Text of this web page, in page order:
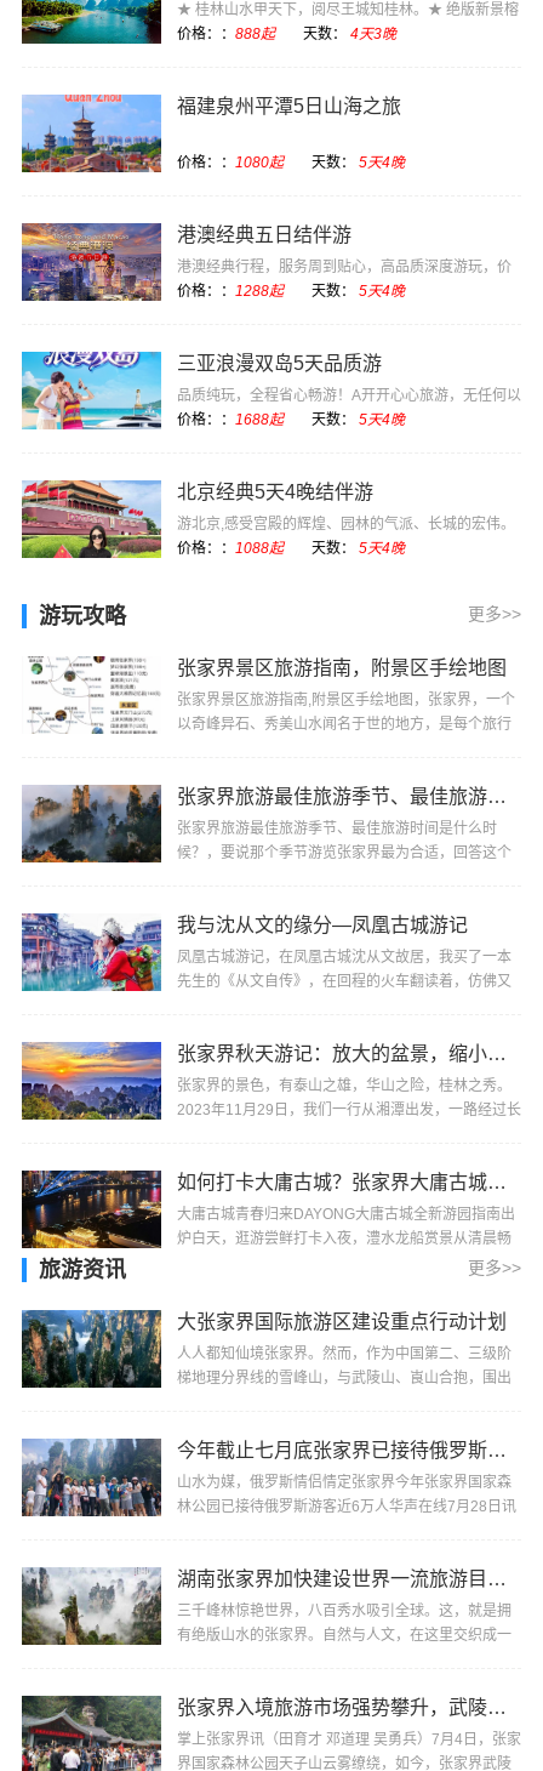
★ 桂林山水甲天下，阅尽王城知桂林。★ 绝版新景榕
杉湖，演绎着···
价格：： 888起 天数： 4天3晚
福建泉州平潭5日山海之旅
价格：： 1080起 天数： 5天4晚
港澳经典五日结伴游
港澳经典行程，服务周到贴心，高品质深度游玩，价
格实惠
价格：： 1288起 天数： 5天4晚
三亚浪漫双岛5天品质游
品质纯玩，全程省心畅游！A开开心心旅游，无任何以
购物为目的的强···
价格：： 1688起 天数： 5天4晚
北京经典5天4晚结伴游
游北京,感受宫殿的辉煌、园林的气派、长城的宏伟。
感受现代化国际···
价格：： 1088起 天数： 5天4晚
游玩攻略 更多>>
张家界景区旅游指南，附景区手绘地图
张家界景区旅游指南,附景区手绘地图，张家界，一个
以奇峰异石、秀美山水闻名于世的地方，是每个旅行
张家界旅游最佳旅游季节、最佳旅游时间是什么时候？
张家界旅游最佳旅游季节、最佳旅游时间是什么时
候？，要说那个季节游览张家界最为合适，回答这个
我与沈从文的缘分—凤凰古城游记
凤凰古城游记，在凤凰古城沈从文故居，我买了一本
先生的《从文自传》，在回程的火车翻读着，仿佛又
张家界秋天游记：放大的盆景，缩小的仙境
张家界的景色，有泰山之雄，华山之险，桂林之秀。
2023年11月29日，我们一行从湘潭出发，一路经过长
如何打卡大庸古城？张家界大庸古城旅游指南
大庸古城青春归来DAYONG大庸古城全新游园指南出
炉白天，逛游尝鲜打卡入夜，澧水龙船赏景从清晨畅
玩至深夜一站式吃住游购娱！进入德胜门开启大庸游
旅游资讯 更多>>
大张家界国际旅游区建设重点行动计划
人人都知仙境张家界。然而，作为中国第二、三级阶
梯地理分界线的雪峰山，与武陵山、崀山合抱，围出
今年截止七月底张家界已接待俄罗斯游客近6万人
山水为媒，俄罗斯情侣情定张家界今年张家界国家森
林公园已接待俄罗斯游客近6万人华声在线7月28日讯
湖南张家界加快建设世界一流旅游目的地
三千峰林惊艳世界，八百秀水吸引全球。这，就是拥
有绝版山水的张家界。自然与人文，在这里交织成一
张家界入境旅游市场强势攀升，武陵源区接待境外游客超65.86万人次
掌上张家界讯（田育才 邓道理 吴勇兵）7月4日，张家
界国家森林公园天子山云雾缭绕，如今，张家界武陵